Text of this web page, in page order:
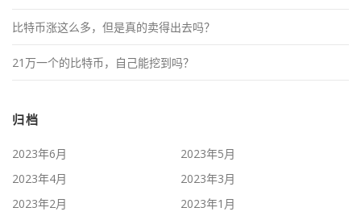
比特币涨这么多，但是真的卖得出去吗？
21万一个的比特币，自己能挖到吗？
归档
2023年6月
2023年5月
2023年4月
2023年3月
2023年2月
2023年1月